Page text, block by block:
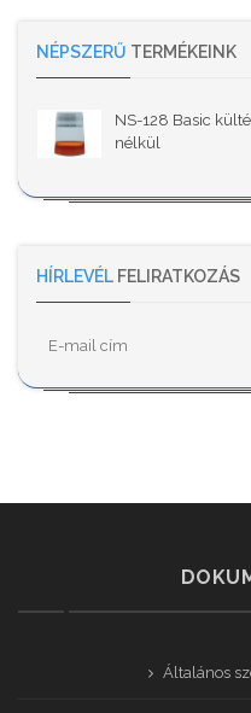
NÉPSZERŰ TERMÉKEINK
NS-128 Basic
nélkül
HÍRLEVÉL FELIRATKOZÁS
Általános